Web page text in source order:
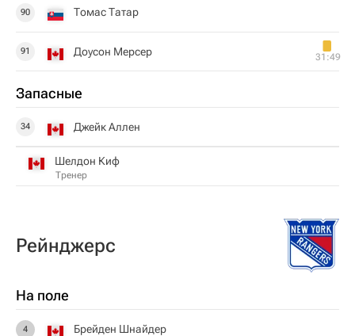
90 Томас Татар
91 Доусон Мерсер 31:49
Запасные
34 Джейк Аллен
Шелдон Киф
Тренер
Рейнджерс
На поле
4 Брейден Шнайдер